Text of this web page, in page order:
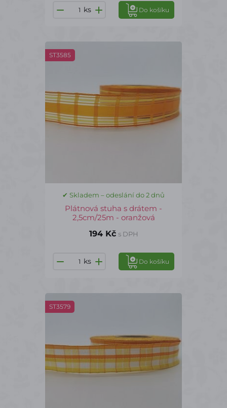
ks Do košíku
ST3585
✔ Skladem – odeslání do 2 dnů
Plátnová stuha s drátem -
2,5cm/25m - oranžová
194 Kč s DPH
ks Do košíku
ST3579